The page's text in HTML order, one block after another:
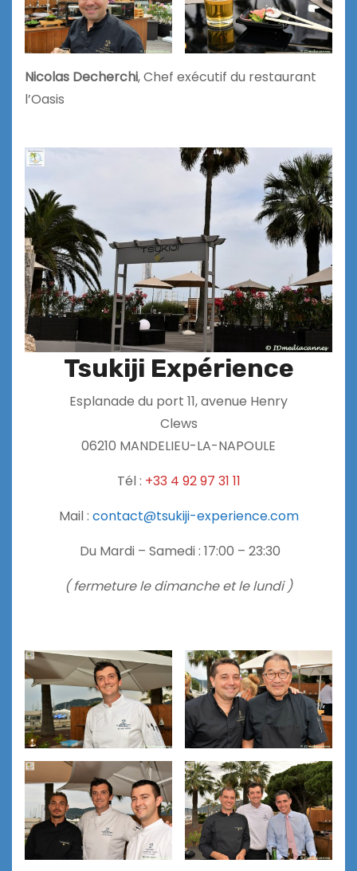
Nicolas Decherchi, Chef exécutif du restaurant
l’Oasis
Tsukiji Expérience
Esplanade du port 11, avenue Henry
Clews
06210 MANDELIEU-LA-NAPOULE
Tél : +33 4 92 97 31 11
Mail : contact@tsukiji-experience.com
Du Mardi – Samedi : 17:00 – 23:30
( fermeture le dimanche et le lundi )